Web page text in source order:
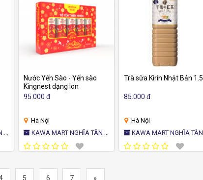
Nước Yến Sào - Yến sào
Kingnest dạng lon
95.000 đ
Hà Nội
CỬA HÀNG TIỆN ÍCH NHẬT
BẢN
Trà sữa Kirin Nhật Bản 1.5l
85.000 đ
Hà Nội
CỬA HÀNG TIỆN ÍCH NHẬT
BẢN
5 6 7 »